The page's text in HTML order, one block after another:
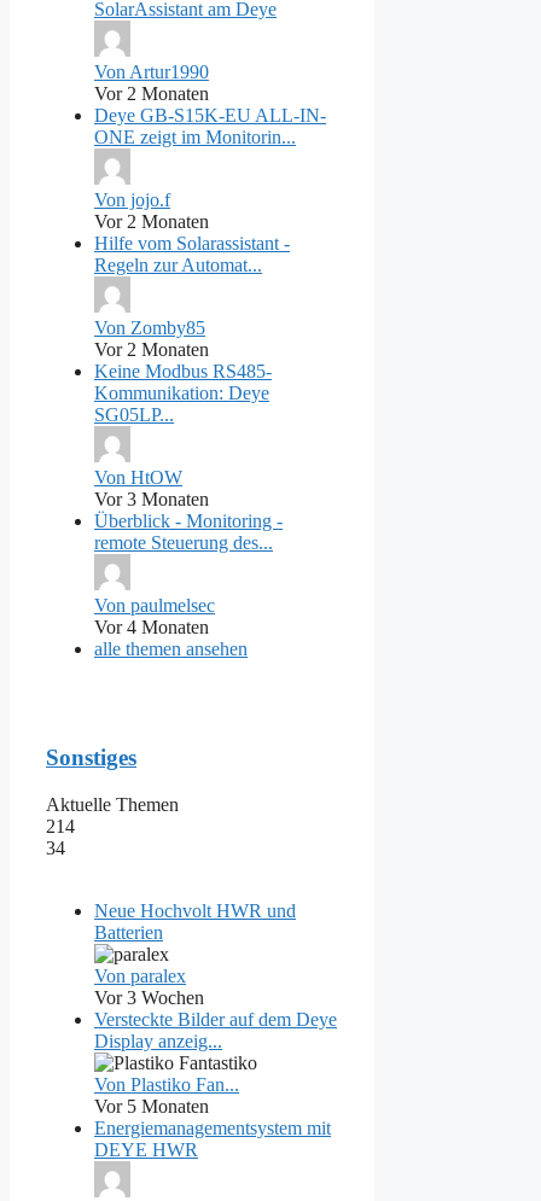
SolarAssistant am Deye
Von Artur1990
Vor 2 Monaten
Deye GB-S15K-EU ALL-IN-
ONE zeigt im Monitorin...
Von jojo.f
Vor 2 Monaten
Hilfe vom Solarassistant -
Regeln zur Automat...
Von Zomby85
Vor 2 Monaten
Keine Modbus RS485-
Kommunikation: Deye
SG05LP...
Von HtOW
Vor 3 Monaten
Überblick - Monitoring -
remote Steuerung des...
Von paulmelsec
Vor 4 Monaten
alle themen ansehen
Sonstiges
Aktuelle Themen
214
34
Neue Hochvolt HWR und
Batterien
Von paralex
Vor 3 Wochen
Versteckte Bilder auf dem Deye
Display anzeig...
Von Plastiko Fan...
Vor 5 Monaten
Energiemanagementsystem mit
DEYE HWR